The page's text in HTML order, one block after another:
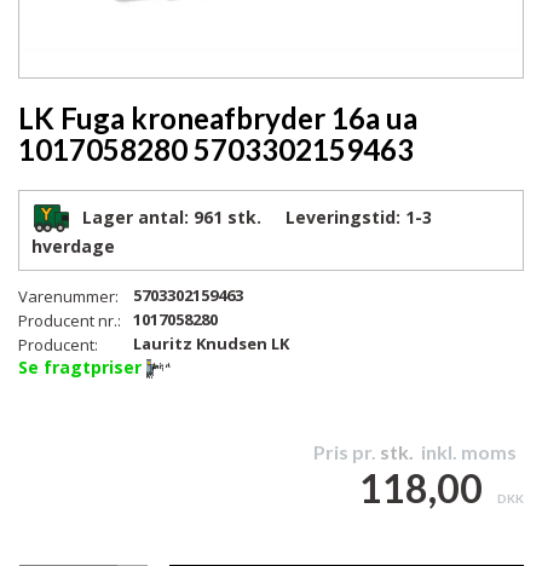
LK Fuga kroneafbryder 16a ua
1017058280 5703302159463
Lager antal: 961 stk. Leveringstid: 1-3
hverdage
Varenummer:
5703302159463
Producent nr.:
1017058280
Producent:
Lauritz Knudsen LK
Se fragtpriser
Pris pr. stk. inkl. moms
118,00 DKK